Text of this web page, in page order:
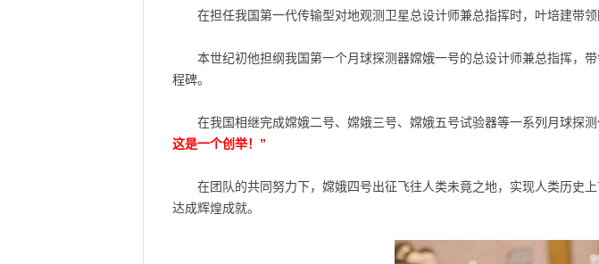
在担任我国第一代传输型对地观测卫星总设计师兼总指挥时，叶培建带
本世纪初他担纲我国第一个月球探测器嫦娥一号的总设计师兼总指挥，
程碑。
在我国相继完成嫦娥二号、嫦娥三号、嫦娥五号试验器等一系列月球探测
这是一个创举！”
在团队的共同努力下，嫦娥四号出征飞往人类未竟之地，实现人类历史
达成辉煌成就。